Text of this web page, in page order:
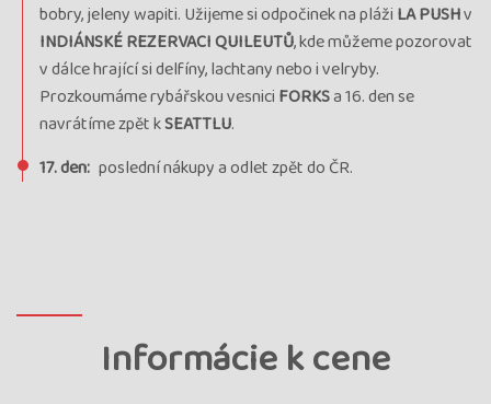
bobry, jeleny wapiti. Užijeme si odpočinek na pláži LA PUSHv
INDIÁNSKÉ REZERVACI QUILEUTŮ, kde můžeme pozorovat
v dálce hrající si delfíny, lachtany nebo i velryby.
Prozkoumáme rybářskou vesnici FORKSa 16. den se
navrátíme zpět kSEATTLU.
17. den: poslední nákupy a odlet zpět do ČR.
Informácie k cene